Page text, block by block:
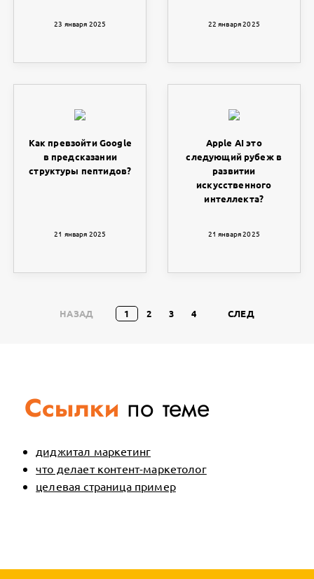
23 января 2025 22 января 2025
Как превзойти Google
в предсказании
структуры пептидов?
21 января 2025
Apple AI это
следующий рубеж в
развитии
искусственного
интеллекта?
21 января 2025
НАЗАД 1 2 3 4 СЛЕД
Ссылки по теме
диджитал маркетинг
что делает контент-маркетолог
целевая страница пример